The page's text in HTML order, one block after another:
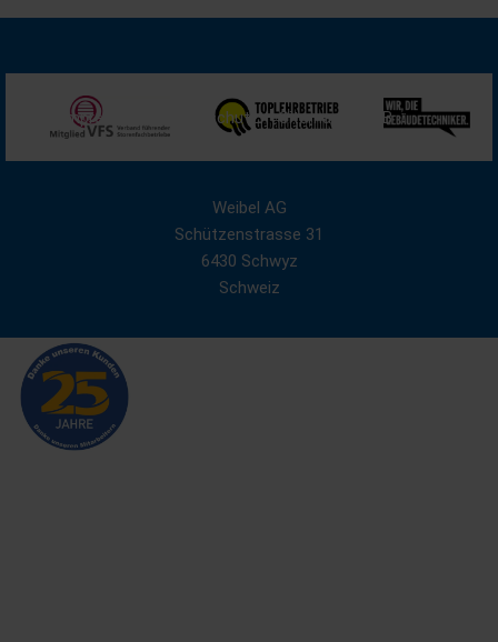
Impressum Datenschutz Sitemap AGB
Weibel AG
Schützenstrasse 31
6430 Schwyz
Schweiz